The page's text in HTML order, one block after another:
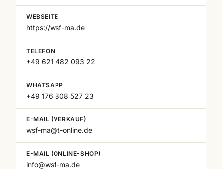
WEBSEITE
https://wsf-ma.de
TELEFON
+49 621 482 093 22
WHATSAPP
+49 176 808 527 23
E-MAIL (VERKAUF)
wsf-ma@t-online.de
E-MAIL (ONLINE-SHOP)
info@wsf-ma.de